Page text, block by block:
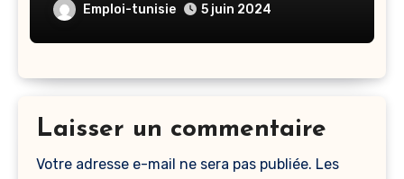
Emploi-tunisie 5 juin 2024
Laisser un commentaire
Votre adresse e-mail ne sera pas publiée. Les